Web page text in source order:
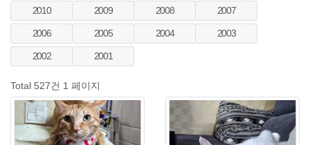
2010 2009 2008 2007
2006 2005 2004 2003
2002 2001
Total 527건 1 페이지